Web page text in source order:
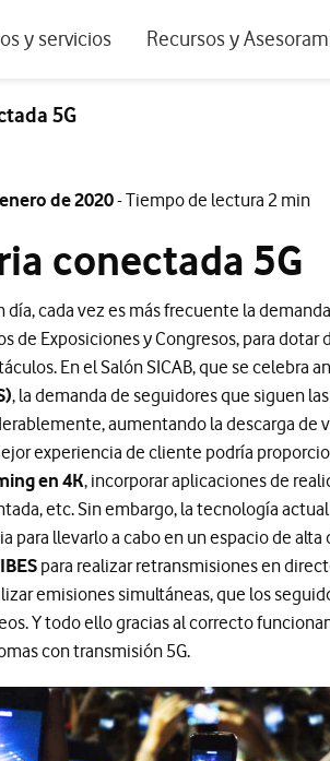
y servicios
de negocio
Cloud
Recursos y
Eventos y webinars
5G
de 2020- Tiempo de lectura 2 min
conectada 5G
día, cada vez es más frecuente la
de Exposiciones y Congresos, para
En el Salón SICAB, que se celebra
, la demanda de seguidores que siguen
aumentando la descarga de
experiencia de cliente podría
en 4K, incorporar aplicaciones de
etc. Sin embargo, la tecnología
para llevarlo a cabo en un espacio de
para realizar retransmisiones en
emisiones simultáneas, que los
Y todo ello gracias al correcto
con transmisión 5G.